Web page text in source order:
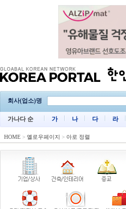
회사(업소)명
가나다 순 가 나 다 라
HOME > 옐로우페이지 > 아로 정렬